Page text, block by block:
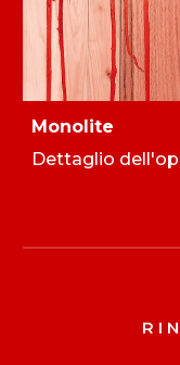
Monolite
Dettaglio
R I